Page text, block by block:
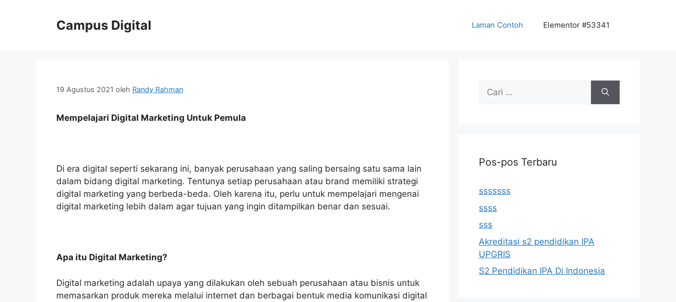
Campus Digital Laman Contoh Elementor #53341
19 Agustus 2021 oleh Randy Rahman
Mempelajari Digital Marketing Untuk Pemula
Di era digital seperti sekarang ini, banyak perusahaan yang saling bersaing satu sama lain
dalam bidang digital marketing. Tentunya setiap perusahaan atau brand memiliki strategi
digital marketing yang berbeda-beda. Oleh karena itu, perlu untuk mempelajari mengenai
digital marketing lebih dalam agar tujuan yang ingin ditampilkan benar dan sesuai.
Apa itu Digital Marketing?
Digital marketing adalah upaya yang dilakukan oleh sebuah perusahaan atau bisnis untuk
memasarkan produk mereka melalui internet dan berbagai bentuk media komunikasi digital
Cari
Pos-pos Terbaru
sssssss
ssss
sss
Akreditasi s2 pendidikan IPA
UPGRIS
S2 Pendidikan IPA Di Indonesia